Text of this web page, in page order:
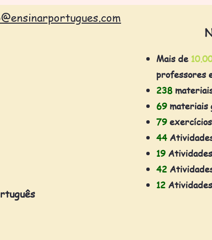
Mais de
professores
238
69 materiais
79 exercícios
44
19
42
12